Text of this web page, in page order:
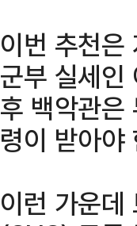
이번 추천은
군부 실세인
후 백악관
령이 받아야
이런 가운데